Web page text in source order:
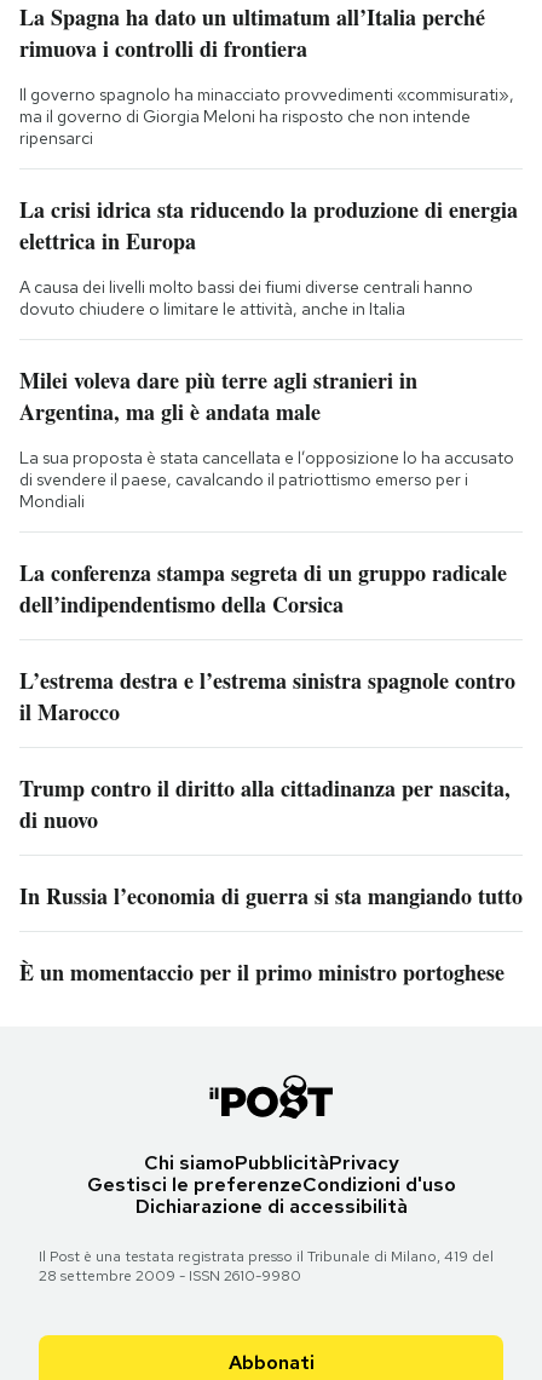
La Spagna ha dato un ultimatum all’Italia perché
rimuova i controlli di frontiera
Il governo spagnolo ha minacciato provvedimenti «commisurati»,
ma il governo di Giorgia Meloni ha risposto che non intende
ripensarci
La crisi idrica sta riducendo la produzione di energia
elettrica in Europa
A causa dei livelli molto bassi dei fiumi diverse centrali hanno
dovuto chiudere o limitare le attività, anche in Italia
Milei voleva dare più terre agli stranieri in
Argentina, ma gli è andata male
La sua proposta è stata cancellata e l’opposizione lo ha accusato
di svendere il paese, cavalcando il patriottismo emerso per i
Mondiali
La conferenza stampa segreta di un gruppo radicale
dell’indipendentismo della Corsica
L’estrema destra e l’estrema sinistra spagnole contro
il Marocco
Trump contro il diritto alla cittadinanza per nascita,
di nuovo
In Russia l’economia di guerra si sta mangiando tutto
È un momentaccio per il primo ministro portoghese
Chi siamoPubblicitàPrivacy
Gestisci le preferenzeCondizioni d'uso
Dichiarazione di accessibilità
Il Post è una testata registrata presso il Tribunale di Milano, 419 del
28 settembre 2009 - ISSN 2610-9980
Abbonati